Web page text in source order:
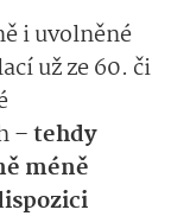
i uvolněné
už ze 60. či
–tehdy
méně